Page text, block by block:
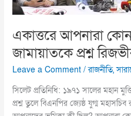
একাত্তরে আপনারা
জামায়াতকে প্রশ্ন
Leave a Comment /রাজনীতি,
সিলেট প্রতিনিধি: ১৯৭১ সালের মহান
প্রশ্ন তুলে বিএনপির জ্যেষ্ঠ যুগ্ম